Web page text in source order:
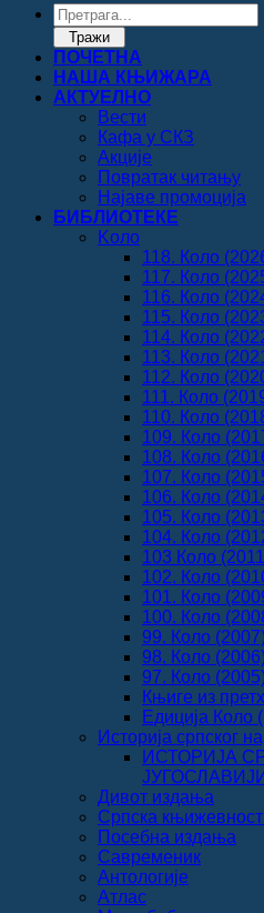
Products
search
Тражи
ПОЧЕТНА
НАША КЊИЖАРА
АКТУЕЛНО
Вести
Кафа у СКЗ
Акције
Повратак читању
Најаве промоција
БИБЛИОТЕКЕ
Koло
118. Коло
117. Коло
116. Коло
115. Коло
114. Коло
113. Коло
112. Коло
111. Коло
110. Коло
109. Коло
108. Коло
107. Коло
106. Коло
105. Коло
104. Коло
103 Коло
102. Коло
101. Коло
100. Коло
99. Коло
98. Коло
97. Коло
Књиге из
Едиција Коло
Историја српског
ИСТОРИЈА
ЈУГОСЛАВИЈИ
Дивот издања
Српска
Посебна издања
Савременик
Антологије
Атлас